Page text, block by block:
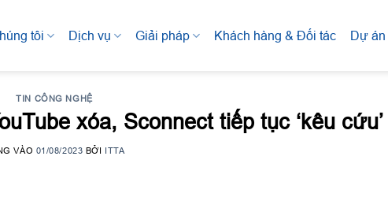
tôi Dịch vụ Giải pháp Khách hàng & Đối tác Dự án
TIN CÔNG NGHỆ
xóa, Sconnect tiếp tục ‘kêu cứu’
VÀO 01/08/2023 BỞI ITTA